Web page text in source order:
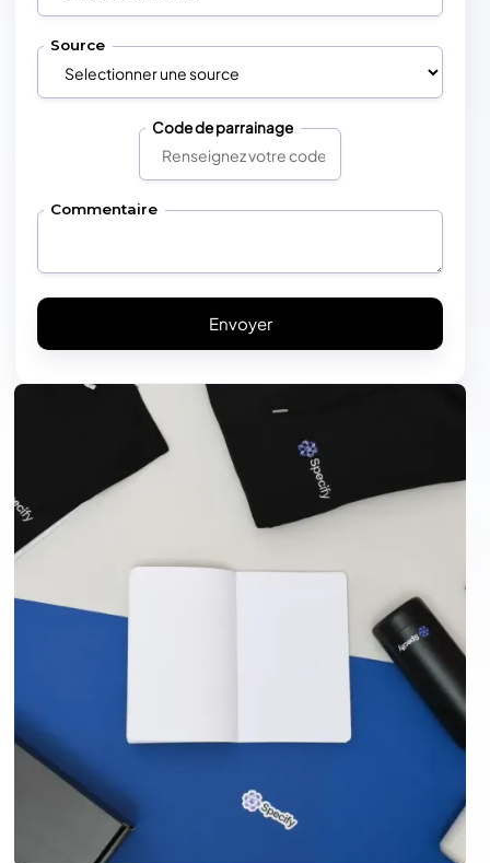
Source
Code de parrainage
Commentaire